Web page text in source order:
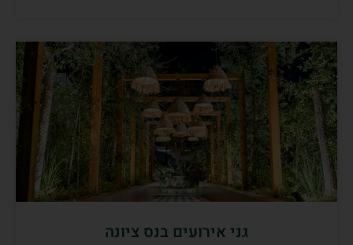
גני אירועים בנס ציונה